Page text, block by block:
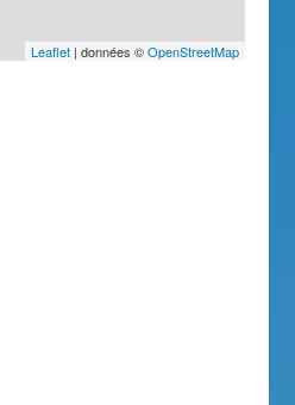
Leaflet| données ©OpenStreetMap